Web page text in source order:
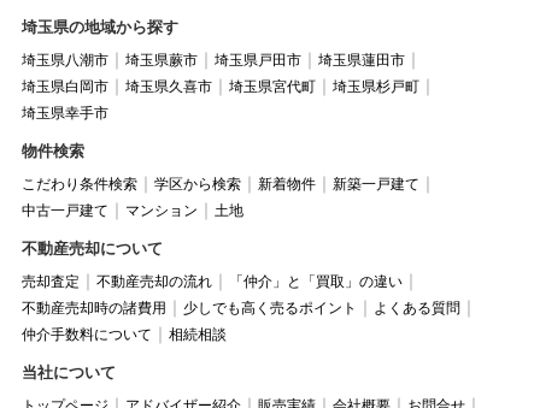
埼玉県の地域から探す
埼玉県八潮市 埼玉県蕨市 埼玉県戸田市
埼玉県蓮田市
埼玉県白岡市
埼玉県久喜市 埼玉県宮代町
埼玉県杉戸町
埼玉県幸手市
物件検索
こだわり条件検索 学区から検索 新着物件
新築一戸建て
中古一戸建て
マンション 土地
不動産売却について
売却査定 不動産売却の流れ
「仲介」と「買取」の違い
不動産売却時の諸費用
少しでも高く売るポイント
よくある質問
仲介手数料について
相続相談
当社について